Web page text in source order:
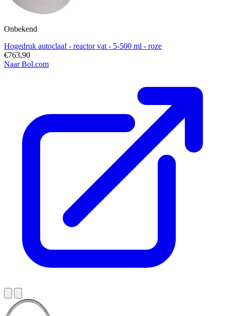
Onbekend
Hogedruk autoclaaf - reactor vat - 5-500 ml - roze
€763,90
Naar Bol.com